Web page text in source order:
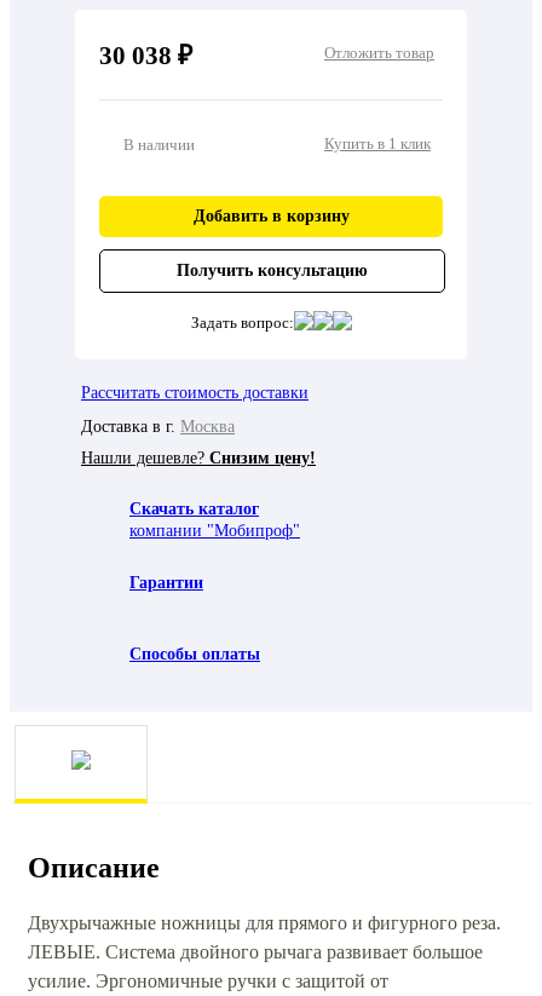
30 038 ₽ Отложить товар
В наличии Купить в 1 клик
Добавить в корзину
Получить консультацию
Задать вопрос:
Рассчитать стоимость доставки
Доставка в г. Москва
Нашли дешевле? Снизим цену!
Скачать каталог
компании "Мобипроф"
Гарантии
Способы оплаты
Описание
Двухрычажные ножницы для прямого и фигурного реза.
ЛЕВЫЕ. Система двойного рычага развивает большое
усилие. Эргономичные ручки с защитой от